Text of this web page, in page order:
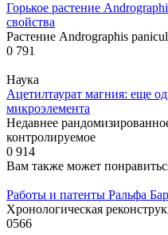
Горькое растение
свойства
Растение Andrographis
0 791
Наука
Ацетилтаурат магния: еще
микроэлемента
Недавнее
контролируемое
0 914
Вам также может
Работы и патенты Ральфа
Хронологическая
0566